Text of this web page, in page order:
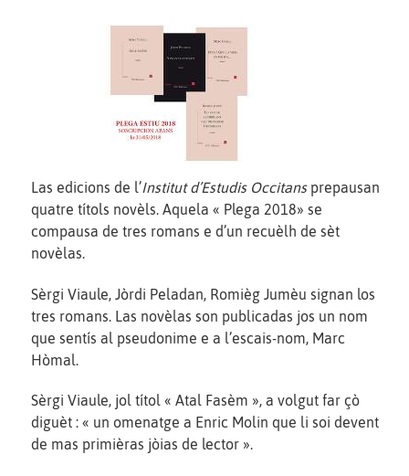
Las edicions de l’Institut d’Estudis Occitansprepausan
quatre títols novèls. Aquela « Plega 2018» se
compausa de tres romans e d’un recuèlh de sèt
novèlas.
Sèrgi Viaule, Jòrdi Peladan, Romièg Jumèu signan los
tres romans. Las novèlas son publicadas jos un nom
que sentís al pseudonime e a l’escais-nom, Marc
Hòmal.
Sèrgi Viaule, jol títol « Atal Fasèm », a volgut far çò
diguèt : « un omenatge a Enric Molin que li soi devent
de mas primièras jòias de lector ».